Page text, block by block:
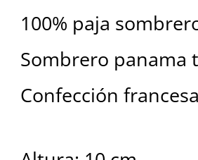
100% paja
Sombrero panama
Confección francesa